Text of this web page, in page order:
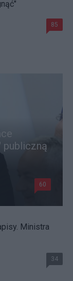
85
publiczną
60
Ministra
34